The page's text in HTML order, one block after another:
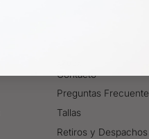
Contacto
Preguntas
Tallas
Retiros y Despachos